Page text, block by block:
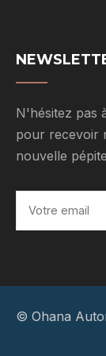
N'hésitez pas
pour recevoir
nouvelle
© Ohana